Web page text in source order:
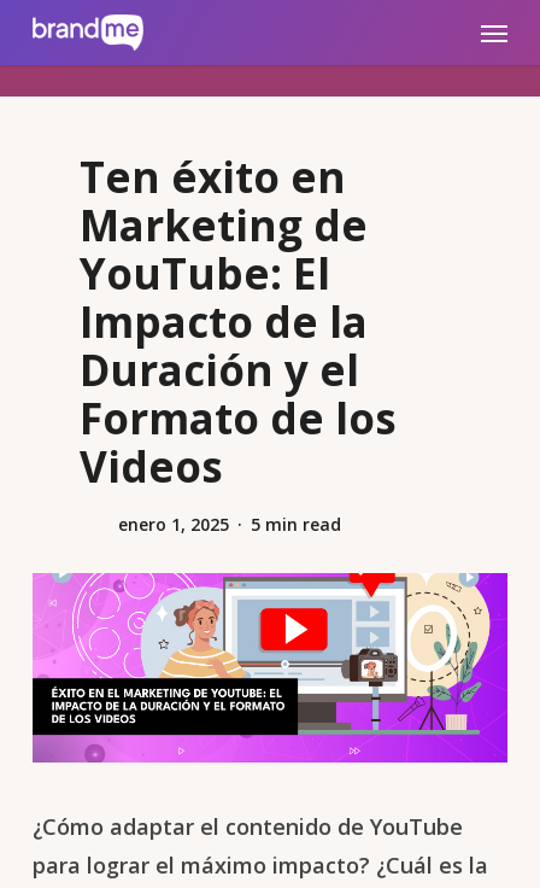
brandme.la Menu
Ten éxito en
Marketing de
YouTube: El
Impacto de la
Duración y el
Formato de los
Videos
enero 1, 2025 5 min read
¿Cómo adaptar el contenido de YouTube
para lograr el máximo impacto? ¿Cuál es la